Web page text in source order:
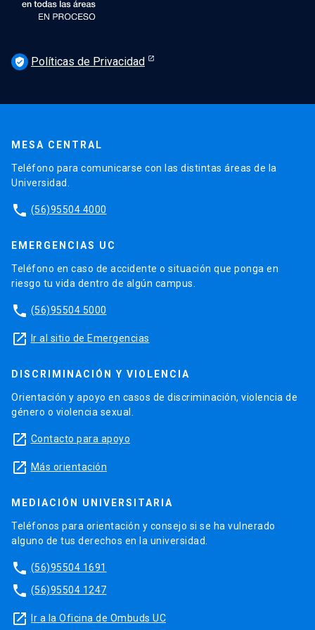
verified_user Políticas de Privacidad
MESA CENTRAL
Teléfono para comunicarse con las distintas áreas de la
Universidad.
phone (56)95504 4000
EMERGENCIAS UC
Teléfono en caso de accidente o situación que ponga en
riesgo tu vida dentro de algún campus.
phone (56)95504 5000
launch Ir al sitio de Emergencias
DISCRIMINACIÓN Y VIOLENCIA
Orientación y apoyo en casos de discriminación, violencia de
género o violencia sexual.
launch Contacto para apoyo
launch Más orientación
MEDIACIÓN UNIVERSITARIA
Teléfonos para orientación y consejo si se ha vulnerado
alguno de tus derechos en la universidad.
phone (56)95504 1691
phone (56)95504 1247
launch Ir a la Oficina de Ombuds UC